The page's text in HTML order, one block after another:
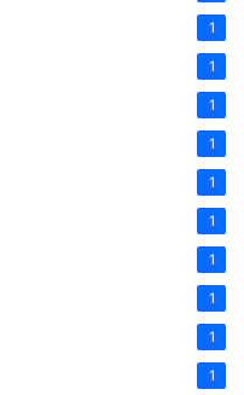
1
1
1
1
1
1
1
1
1
1